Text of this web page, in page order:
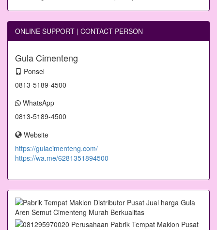
ONLINE SUPPORT | CONTACT PERSON
Gula Cimenteng
Ponsel
0813-5189-4500
WhatsApp
0813-5189-4500
Website
https://gulacimenteng.com/
https://wa.me/6281351894500